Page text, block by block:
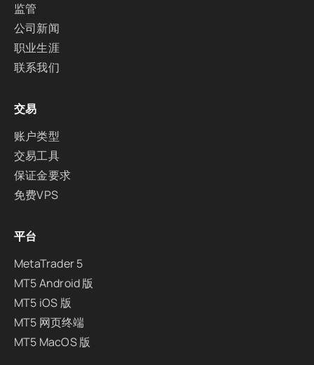
监管
公司新闻
职业生涯
联系我们
交易
账户类型
交易工具
保证金要求
免费VPS
平台
MetaTrader 5
MT5 Android 版
MT5 iOS 版
MT5 网页终端
MT5 MacOS 版